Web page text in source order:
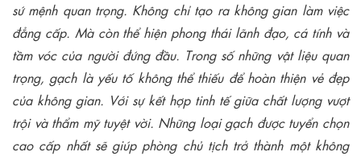
sứ mệnh quan trọng. Không chỉ tạo ra không gian làm việc
đẳng cấp. Mà còn thể hiện phong thái lãnh đạo, cá tính và
tầm vóc của người đứng đầu. Trong số những vật liệu quan
trọng, gạch là yếu tố không thể thiếu để hoàn thiện vẻ đẹp
của không gian. Với sự kết hợp tinh tế giữa chất lượng vượt
trội và thẩm mỹ tuyệt vời. Những loại gạch được tuyển chọn
cao cấp nhất sẽ giúp phòng chủ tịch trở thành một không